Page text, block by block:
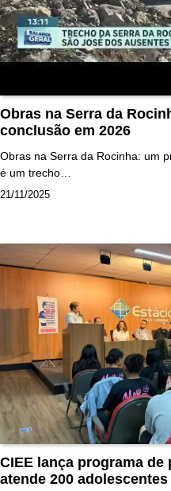
Obras na Serra da
conclusão em 2026
Obras na Serra da Rocinha: um
é um trecho…
21/11/2025
CIEE lança programa de
atende 200 adolescentes